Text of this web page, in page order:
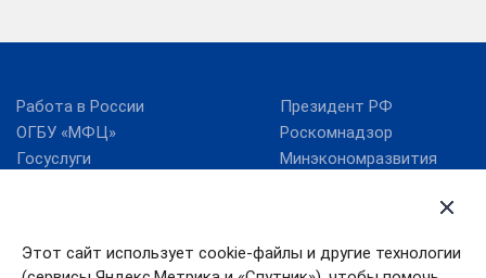
Этот сайт использует cookie-файлы и другие технологии
Работа в России
ОГБУ «МФЦ»
Госуслуги
Президент РФ
Роскомнадзор
Минэкономразвития
Правительство
Ивановской области
Поиск по сайту